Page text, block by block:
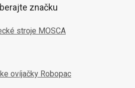
značku
stroje MOSCA
ovíjačky Robopac